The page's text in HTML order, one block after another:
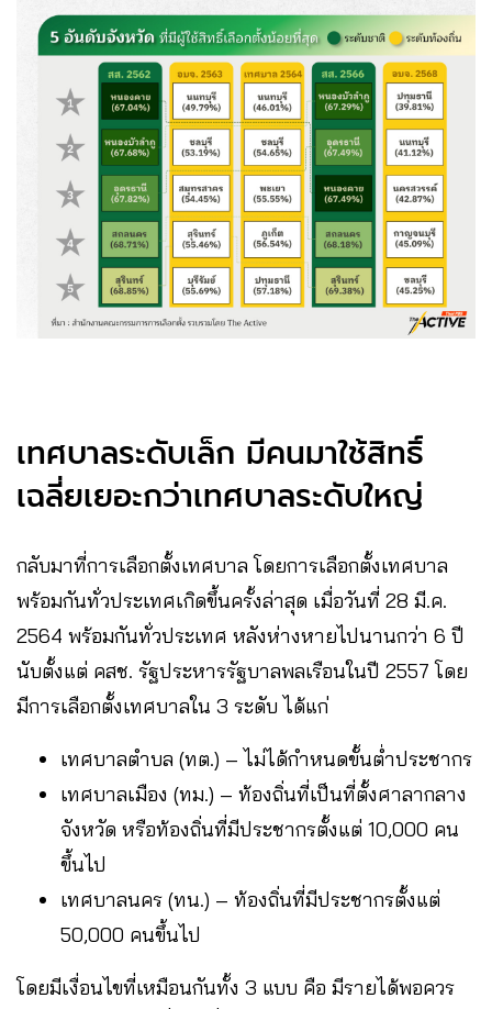
เทศบาลระดับเล็ก มีคนมาใช้สิทธิ์
เฉลี่ยเยอะกว่าเทศบาลระดับใหญ่
กลับมาที่การเลือกตั้งเทศบาล โดยการเลือกตั้งเทศบาล
พร้อมกันทั่วประเทศเกิดขึ้นครั้งล่าสุด เมื่อวันที่ 28 มี.ค.
2564 พร้อมกันทั่วประเทศ หลังห่างหายไปนานกว่า 6 ปี
นับตั้งแต่ คสช. รัฐประหารรัฐบาลพลเรือนในปี 2557 โดย
มีการเลือกตั้งเทศบาลใน 3 ระดับ ได้แก่
เทศบาลตำบล (ทต.) – ไม่ได้กำหนดขั้นต่ำประชากร
เทศบาลเมือง (ทม.) – ท้องถิ่นที่เป็นที่ตั้งศาลากลาง
จังหวัด หรือท้องถิ่นที่มีประชากรตั้งแต่ 10,000 คน
ขึ้นไป
เทศบาลนคร (ทน.) – ท้องถิ่นที่มีประชากรตั้งแต่
50,000 คนขึ้นไป
โดยมีเงื่อนไขที่เหมือนกันทั้ง 3 แบบ คือ มีรายได้พอควร